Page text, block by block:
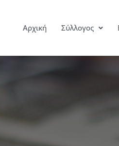
Αρχική Σύλλογος